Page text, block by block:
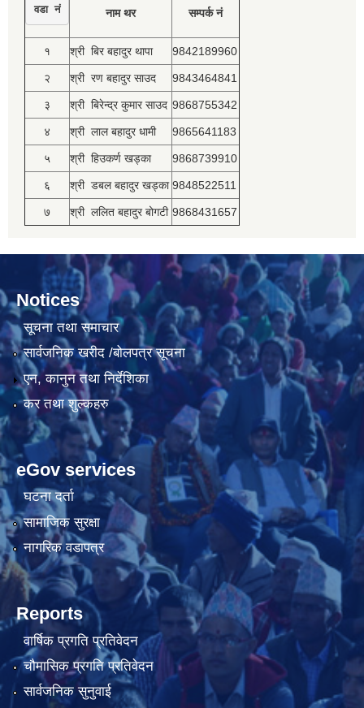
वडा नं नाम थर सम्पर्क नं
१ श्री बिर बहादुर थापा 9842189960
२ श्री रण बहादुर साउद 9843464841
३ श्री बिरेन्द्र कुमार साउद 9868755342
४ श्री लाल बहादुर धामी 9865641183
५ श्री हिउकर्ण खड्का 9868739910
६ श्री डबल बहादुर खड्का 9848522511
७ श्री ललित बहादुर बोगटी 9868431657
Notices
सूचना तथा समाचार
सार्वजनिक खरीद /बोलपत्र सूचना
एन, कानुन तथा निर्देशिका
कर तथा शुल्कहरु
eGov services
घटना दर्ता
सामाजिक सुरक्षा
नागरिक वडापत्र
Reports
वार्षिक प्रगति प्रतिवेदन
चौमासिक प्रगति प्रतिवेदन
सार्वजनिक सुनुवाई